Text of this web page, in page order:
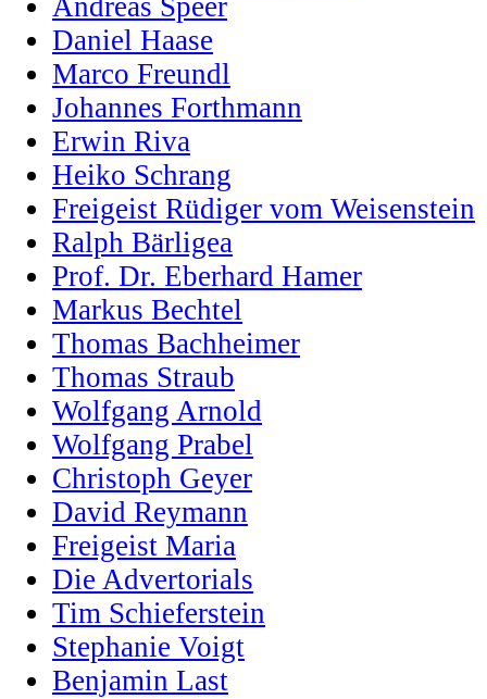
Andreas Speer
Daniel Haase
Marco Freundl
Johannes Forthmann
Erwin Riva
Heiko Schrang
Freigeist Rüdiger vom Weisenstein
Ralph Bärligea
Prof. Dr. Eberhard Hamer
Markus Bechtel
Thomas Bachheimer
Thomas Straub
Wolfgang Arnold
Wolfgang Prabel
Christoph Geyer
David Reymann
Freigeist Maria
Die Advertorials
Tim Schieferstein
Stephanie Voigt
Benjamin Last